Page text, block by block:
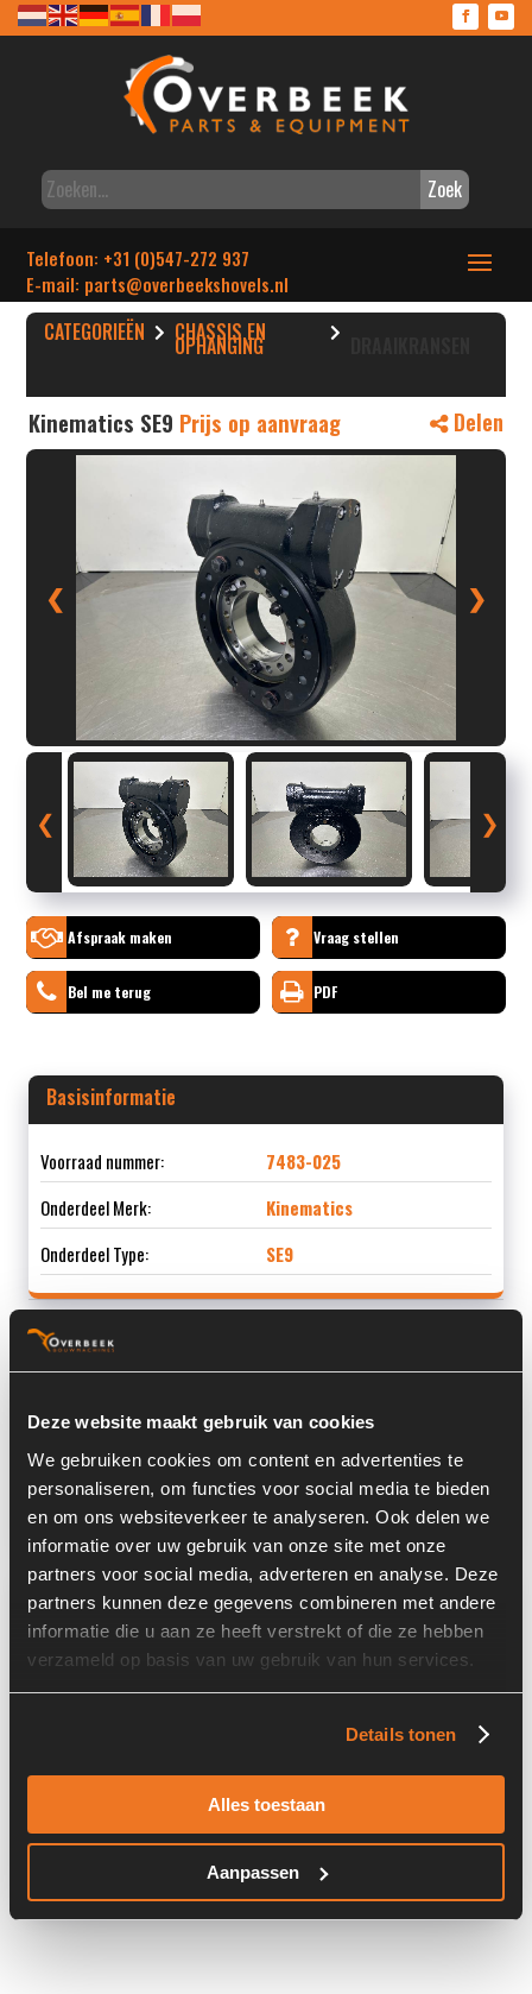
Deze website maakt gebruik van cookies
We gebruiken cookies om content en advertenties te
personaliseren, om functies voor social media te bieden
en om ons websiteverkeer te analyseren. Ook delen we
informatie over uw gebruik van onze site met onze
partners voor social media, adverteren en analyse. Deze
partners kunnen deze gegevens combineren met andere
informatie die u aan ze heeft verstrekt of die ze hebben
verzameld op basis van uw gebruik van hun services.
Details tonen
Alles toestaan
Aanpassen
Zoek
Telefoon: +31 (0)547-272 937
E-mail: parts@overbeekshovels.nl
CATEGORIEËN CHASSIS EN
OPHANGING
Kinematics SE9 Prijs op aanvraag Delen
❮ ❯
❮ ❯
Afspraak maken Vraag stellen
Bel me terug PDF
Basisinformatie
Voorraad nummer:
7483-025
Onderdeel Merk:
Kinematics
Onderdeel Type:
SE9
Locatie:
4D13H
Land:
Nederland
Overige informatie
Stock number: 7483-025
Brand: Kinematics
Type 1: SE9
+ Volledige overige informatie openen